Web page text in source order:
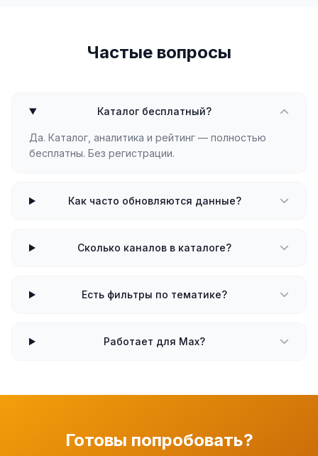
Частые вопросы
Каталог бесплатный?
Да. Каталог, аналитика и рейтинг — полностью
бесплатны. Без регистрации.
Как часто обновляются данные?
Сколько каналов в каталоге?
Есть фильтры по тематике?
Работает для Max?
Готовы попробовать?